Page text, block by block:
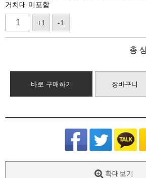
거치대 미포함
+1 -1
총
바로 구매하기 장바구니
확대보기